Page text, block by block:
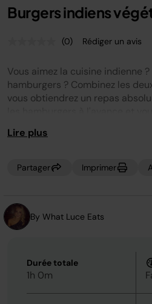
Burgers indiens
Aucune
notation.
Lien
sur
la
(0) Rédiger un avis
Vous aimez la cuisine indienne
hamburgers ? Combinez les
vous obtiendrez un repas
végétalienne ne doit pas être
Lire plus
Partager Imprimer
By What Luce Eats
Durée totale
1h 0m